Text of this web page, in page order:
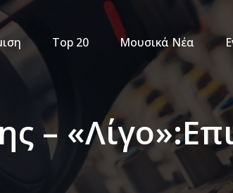
Top 20 Μουσικά Νέα
–